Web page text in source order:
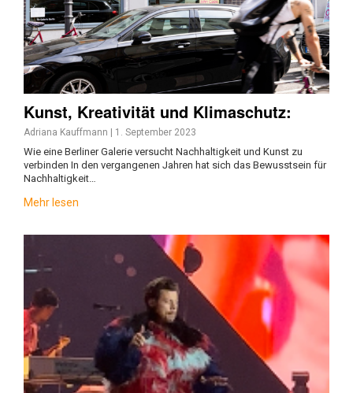
Kunst, Kreativität und Klimaschutz:
Adriana Kauffmann | 1. September 2023
Wie eine Berliner Galerie versucht Nachhaltigkeit und Kunst zu
verbinden In den vergangenen Jahren hat sich das Bewusstsein für
Nachhaltigkeit…
Mehr lesen